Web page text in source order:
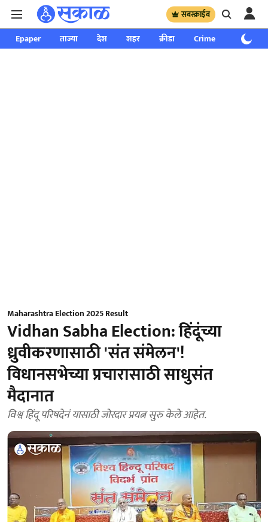
सबस्क्राईब
Epaper ताज्या देश शहर क्रीडा Crime साप्ताहिक
Maharashtra Election 2025 Result
Vidhan Sabha Election: हिंदूंच्या
ध्रुवीकरणासाठी 'संत संमेलन'!
विधानसभेच्या प्रचारासाठी साधुसंत
मैदानात
विश्व हिंदू परिषदेनं यासाठी जोरदार प्रयत्न सुरु केले आहेत.